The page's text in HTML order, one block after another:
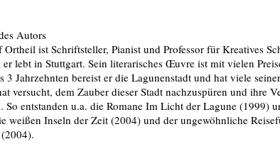
Autors
Ortheil ist Schriftsteller, Pianist und Professor für Kreatives
lebt in Stuttgart. Sein literarisches Œuvre ist mit vielen
3 Jahrzehnten bereist er die Lagunenstadt und hat viele
versucht, dem Zauber dieser Stadt nachzuspüren und ihre
So entstanden u.a. die Romane Im Licht der Lagune (1999)
weißen Inseln der Zeit (2004) und der ungewöhnliche